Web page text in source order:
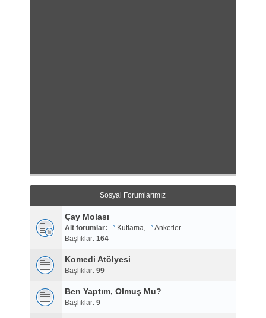
Sosyal Forumlarımız
Çay Molası
Alt forumlar: Kutlama,
Anketler
Başlıklar: 164
Komedi Atölyesi
Başlıklar: 99
Ben Yaptım, Olmuş Mu?
Başlıklar: 9